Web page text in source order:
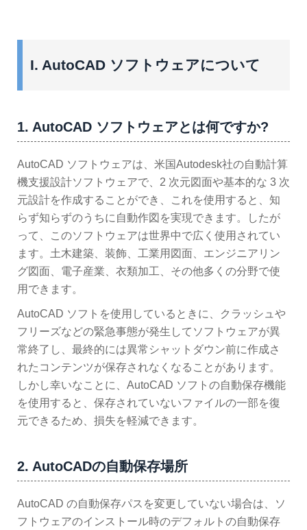
I. AutoCAD ソフトウェアについて
1. AutoCAD ソフトウェアとは何ですか?
AutoCAD ソフトウェアは、米国Autodesk社の自動計算
機支援設計ソフトウェアで、2 次元図面や基本的な 3 次
元設計を作成することができ、これを使用すると、知
らず知らずのうちに自動作図を実現できます。したが
って、このソフトウェアは世界中で広く使用されてい
ます。土木建築、装飾、工業用図面、エンジニアリン
グ図面、電子産業、衣類加工、その他多くの分野で使
用できます。
AutoCAD ソフトを使用しているときに、クラッシュや
フリーズなどの緊急事態が発生してソフトウェアが異
常終了し、最終的には異常シャットダウン前に作成さ
れたコンテンツが保存されなくなることがあります。
しかし幸いなことに、AutoCAD ソフトの自動保存機能
を使用すると、保存されていないファイルの一部を復
元できるため、損失を軽減できます。
2. AutoCADの自動保存場所
AutoCAD の自動保存パスを変更していない場合は、ソ
フトウェアのインストール時のデフォルトの自動保存